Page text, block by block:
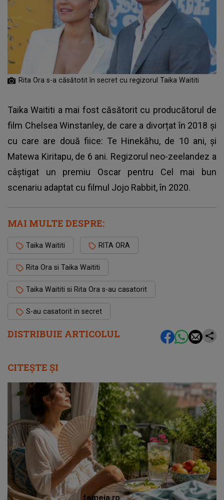
DISTRIBUIE ARTICOLUL
Rita Ora s-a căsătotit în secret cu regizorul Taika Waititi
Taika Waititi a mai fost căsătorit cu producătorul de
film Chelsea Winstanley, de care a divorțat în 2018 și
cu care are două fiice: Te Hinekāhu, de 10 ani, și
Matewa Kiritapu, de 6 ani. Regizorul neo-zeelandez a
câștigat un premiu Oscar pentru Cel mai bun
scenariu adaptat cu filmul Jojo Rabbit, în 2020.
MAI MULTE DESPRE:
Taika Waititi RITA ORA
Rita Ora si Taika Waititi
Taika Waititi si Rita Ora s-au casatorit
S-au casatorit in secret
CITEȘTE ȘI
femeia.ro